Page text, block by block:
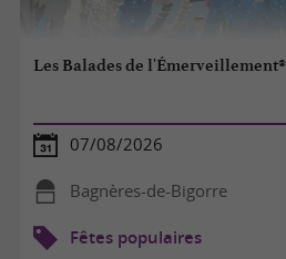
Les Balades de l'Émerveillement®
07/08/2026
Bagnères-de-Bigorre
Fêtes populaires